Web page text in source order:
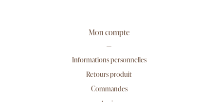
Mon compte
Informations personnelles
Retours produit
Commandes